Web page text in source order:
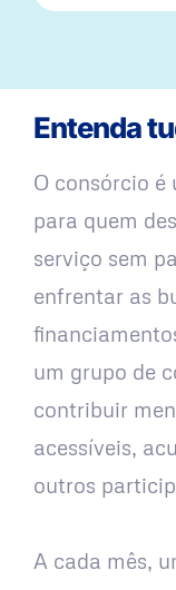
Entenda
O consórcio é
para quem
serviço sem
enfrentar as
um grupo de
contribuir
acessíveis,
outros
A cada mês,